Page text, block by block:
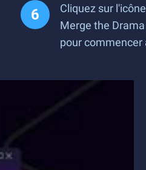
Cliquez sur
Merge the
pour commencer